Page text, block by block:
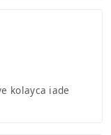
kolayca iade